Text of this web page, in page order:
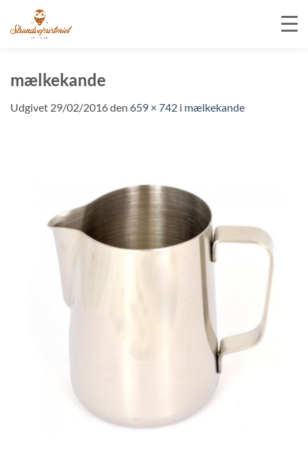
indhold
mælkekande
Udgivet 29/02/2016den 659 × 742 i mælkekande